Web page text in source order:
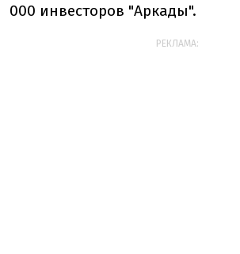
000 инвесторов "Аркады".
РЕКЛАМА: